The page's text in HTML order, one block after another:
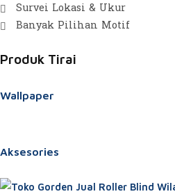
Survei Lokasi & Ukur
Banyak Pilihan Motif
Produk Tirai
Wallpaper
Aksesories